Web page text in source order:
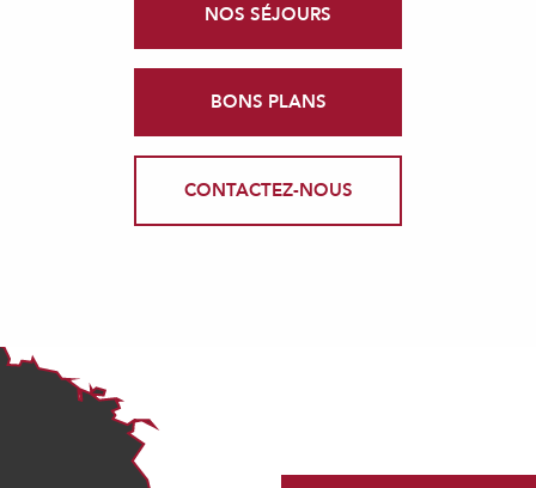
NOS SÉJOURS
BONS PLANS
CONTACTEZ-NOUS